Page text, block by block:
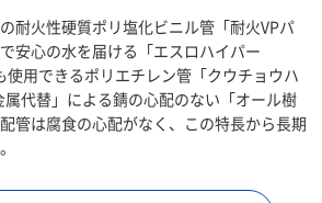
耐火性硬質ポリ塩化ビニル管「耐火VPパ
安心の水を届ける「エスロハイパー
使用できるポリエチレン管「クウチョウハ
代替」による錆の心配のない「オール樹
管は腐食の心配がなく、この特長から長期